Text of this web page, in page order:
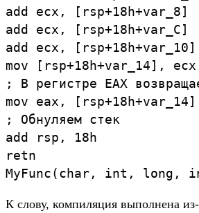
add
ecx , [ rsp+18h+var_8]
add
ecx , [ rsp+18h+var_C]
add
ecx , [ rsp+18h+var_10]
mov
[ rsp+18h+var_14] ,
ecx
; В регистре EAX
mov
eax , [ rsp+18h+var_14]
; Обнуляем стек
add
rsp ,
18h
retn
MyFunc(char, int , long ,
К сло­ву, ком­пиляция выпол­нена